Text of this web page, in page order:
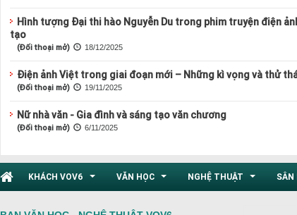
Hình tượng Đại thi hào Nguyễn Du trong phim truyện điện
tạo
(Đối thoại mở) 18/12/2025
Điện ảnh Việt trong giai đoạn mới – Những kì vọng và thử
(Đối thoại mở) 19/11/2025
Nữ nhà văn - Gia đình và sáng tạo văn chương
(Đối thoại mở) 6/11/2025
KHÁCH VOV6 VĂN HỌC NGHỆ THUẬT SÂN